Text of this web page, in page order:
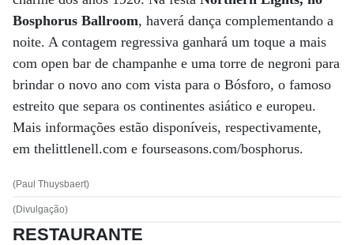
Bosphorus Ballroom, haverá dança complementando a
noite. A contagem regressiva ganhará um toque a mais
com open bar de champanhe e uma torre de negroni para
brindar o novo ano com vista para o Bósforo, o famoso
estreito que separa os continentes asiático e europeu.
Mais informações estão disponíveis, respectivamente,
em thelittlenell.com e fourseasons.com/bosphorus.
(Paul Thuysbaert)
(Divulgação)
RESTAURANTE